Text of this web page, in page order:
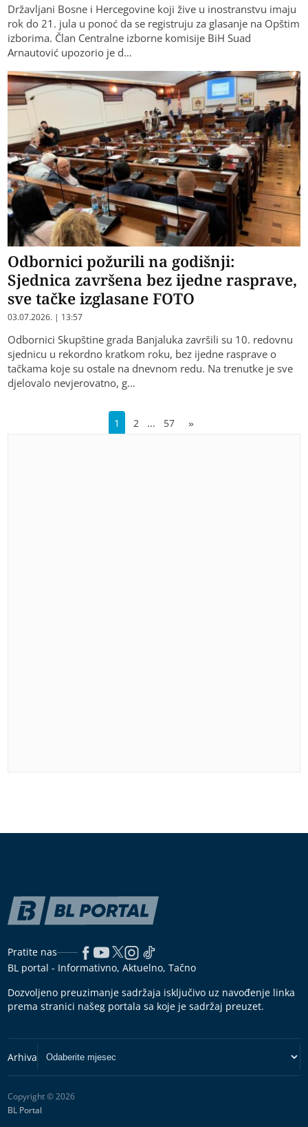
Državljani Bosne i Hercegovine koji žive u inostranstvu imaju
rok do 21. jula u ponoć da se registruju za glasanje na Opštim
izborima. Član Centralne izborne komisije BiH Suad
Arnautović upozorio je d…
Odbornici požurili na godišnji:
Sjednica završena bez ijedne rasprave,
sve tačke izglasane FOTO
03.07.2026. | 13:57
Odbornici Skupštine grada Banjaluka završili su 10. redovnu
sjednicu u rekordno kratkom roku, bez ijedne rasprave o
tačkama koje su ostale na dnevnom redu. Na trenutke je sve
djelovalo nevjerovatno, g…
1 2 … 57 »
Pratite nas
BL portal - Informativno, Aktuelno, Tačno
Dozvoljeno preuzimanje sadržaja isključivo uz navođenje linka
prema stranici našeg portala sa koje je sadržaj preuzet.
Copyright © 2026
BL Portal